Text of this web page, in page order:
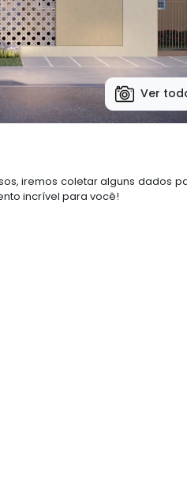
Ver
iremos coletar alguns dados
incrível para você!